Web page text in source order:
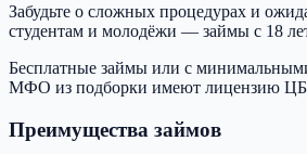
Забудьте о сложных процедурах и
студентам и молодёжи — займы с 18
Бесплатные займы или с
МФО из подборки имеют лицензию
Преимущества займов